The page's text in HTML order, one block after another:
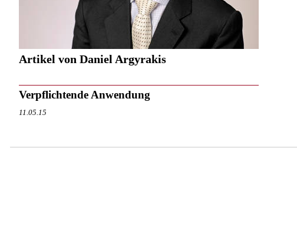
Artikel von Daniel Argyrakis
Verpflichtende Anwendung
11.05.15